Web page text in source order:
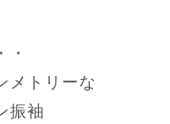
・
メトリーな
振袖